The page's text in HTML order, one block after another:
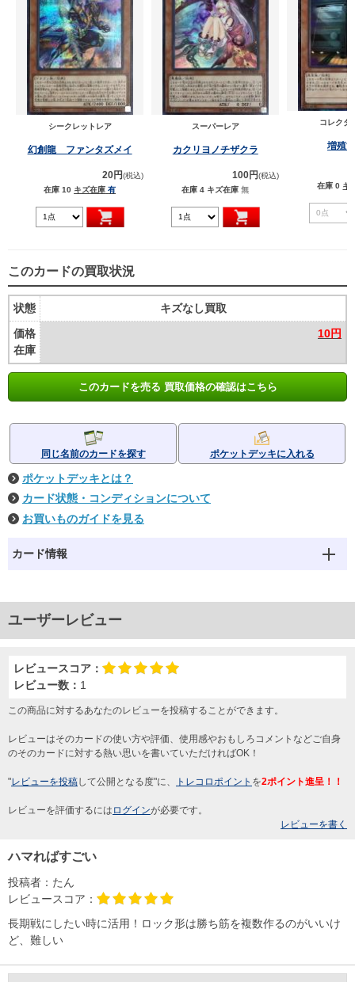
シークレットレア
幻創龍 ファンタズメイ
20円(税込)
在庫 10 キズ在庫 有
スーパーレア
カクリヨノチザクラ
100円(税込)
在庫 4 キズ在庫 無
コレクタ
増殖
在庫 0 キ
このカードの買取状況
状態
価格
在庫
キズなし買取
10円
このカードを売る 買取価格の確認はこちら
同じ名前のカードを探す ポケットデッキに入れる
ポケットデッキとは？
カード状態・コンディションについて
お買いものガイドを見る
カード情報
ユーザーレビュー
レビュースコア：
レビュー数： 1
この商品に対するあなたのレビューを投稿することができます。
レビューはそのカードの使い方や評価、使用感やおもしろコメントなどご自身
のそのカードに対する熱い思いを書いていただければOK！
"レビューを投稿して公開となる度"に、 トレコロポイント を2ポイント進呈！！
レビューを評価するには ログインが必要です。
レビューを書く
ハマればすごい
投稿者： たん
レビュースコア：
長期戦にしたい時に活用！ロック形は勝ち筋を複数作るのがいいけ
ど、難しい